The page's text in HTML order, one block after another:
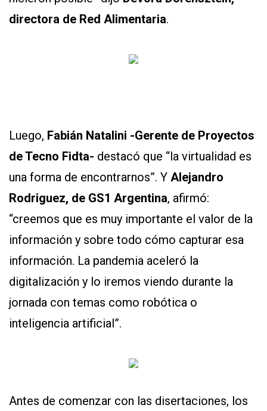
directora de Red Alimentaria.
Luego, Fabián Natalini -Gerente de Proyectos
de Tecno Fidta- destacó que “la virtualidad es
una forma de encontrarnos”. Y Alejandro
Rodriguez, de GS1 Argentina, afirmó:
“creemos que es muy importante el valor de la
información y sobre todo cómo capturar esa
información. La pandemia aceleró la
digitalización y lo iremos viendo durante la
jornada con temas como robótica o
inteligencia artificial”.
Antes de comenzar con las disertaciones, los